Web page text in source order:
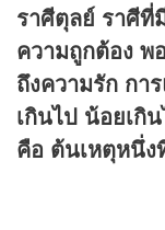
ราศีตุลย์ ราศี
ความถูกต้อง พ
ถึงความรัก กา
เกินไป น้อยเกิ
คือ ต้นเหตุหนึ่ง